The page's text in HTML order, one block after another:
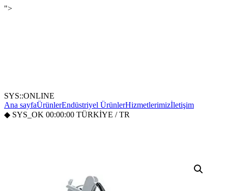
">
SYS::ONLINE
Ana sayfaÜrünlerEndüstriyel ÜrünlerHizmetlerimizİletişim
◆ SYS_OK 00:00:00 TÜRKİYE / TR